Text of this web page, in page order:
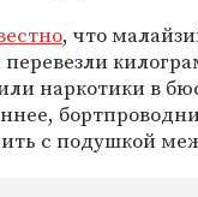
, что
наркотики в
с подушкой